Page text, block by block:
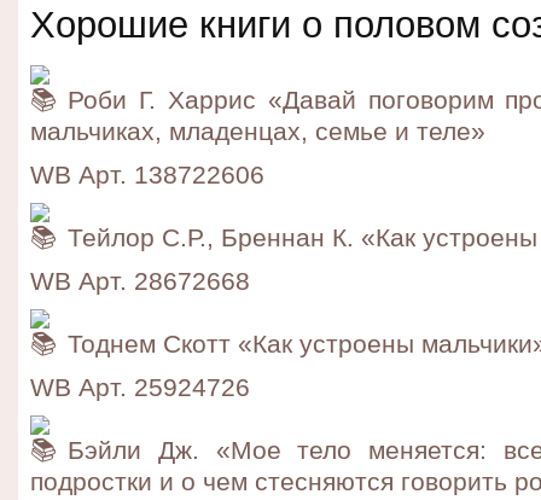
Хорошие книги о половом
Роби Г. Харрис «Давай поговорим
мальчиках, младенцах, семье и теле»
WB Арт. 138722606
Тейлор С.Р., Бреннан К. «Как устроены
WB Арт. 28672668
Тоднем Скотт «Как устроены
WB Арт. 25924726
Бэйли Дж. «Мое тело меняется:
подростки и о чем стесняются говорить